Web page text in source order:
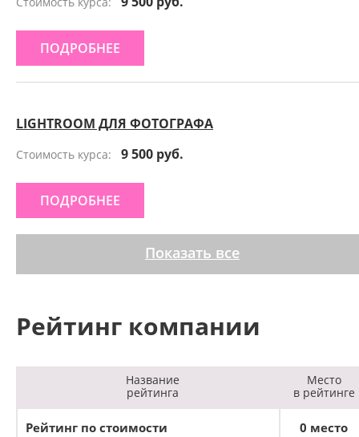
ПОДРОБНЕЕ
LIGHTROOM ДЛЯ ФОТОГРАФА
Стоимость курса: 9 500 руб.
ПОДРОБНЕЕ
Показать все
Рейтинг компании
Название
рейтинга
Место
в рейтинге
Рейтинг по стоимости 0 место